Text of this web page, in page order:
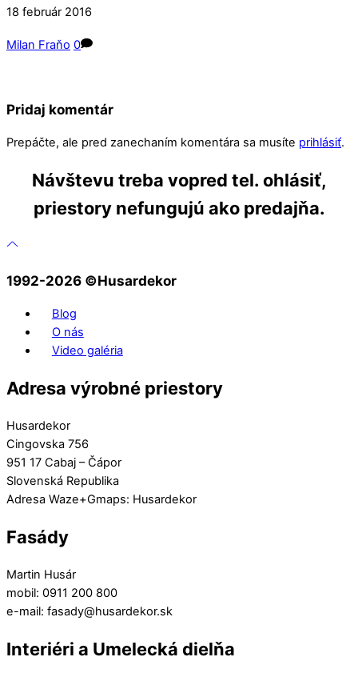
Close
Close
18 február 2016
Milan Fraňo 0
Pridaj komentár
Prepáčte, ale pred zanechaním komentára sa musíte prihlásiť.
Návštevu treba vopred tel. ohlásiť,
priestory nefungujú ako predajňa.
1992-2026 ©️Husardekor
Blog
O nás
Video galéria
Adresa výrobné priestory
Husardekor
Cingovska 756
951 17 Cabaj – Čápor
Slovenská Republika
Adresa Waze+Gmaps: Husardekor
Fasády
Martin Husár
mobil: 0911 200 800
e-mail: fasady@husardekor.sk
Interiéri a Umelecká dielňa